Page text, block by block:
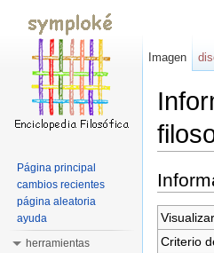
Criterio
Imagen
Página principal
cambios recientes
página aleatoria
ayuda
herramientas